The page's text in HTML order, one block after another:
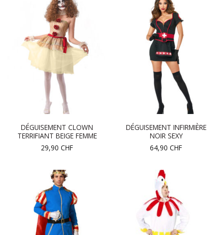
DÉGUISEMENT CLOWN
TERRIFIANT BEIGE FEMME
29,90 CHF
DÉGUISEMENT INFIRMIÈRE
NOIR SEXY
64,90 CHF